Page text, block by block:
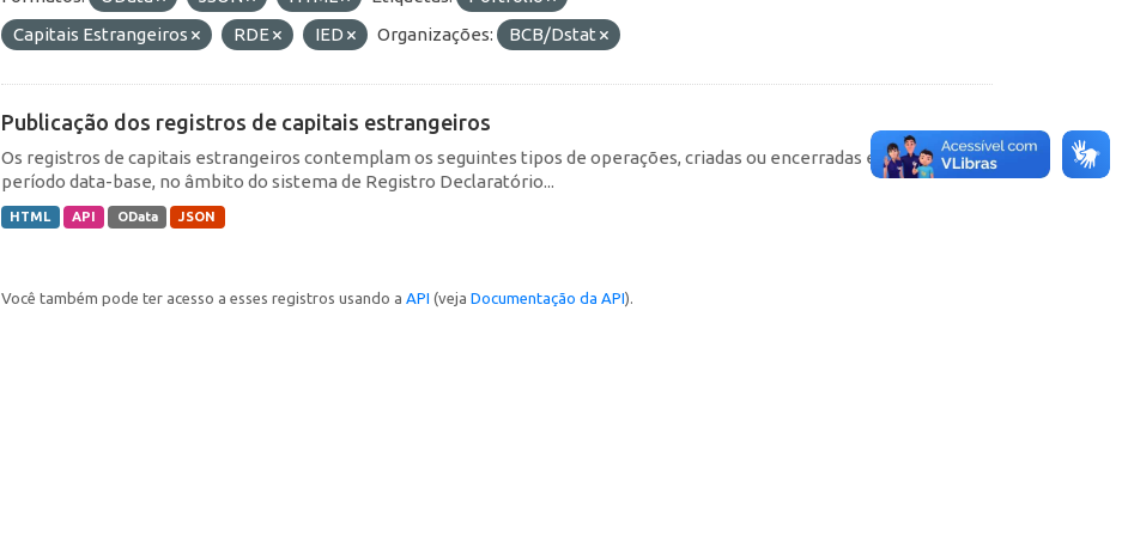
Capitais Estrangeiros
RDE IED Organizações: BCB/Dstat
Publicação dos registros de capitais estrangeiros
Os registros de capitais estrangeiros contemplam os seguintes tipos de operações, criadas ou encerradas em cada
período data-base, no âmbito do sistema de Registro Declaratório...
HTML API OData JSON
Você também pode ter acesso a esses registros usando a API (veja Documentação da API).